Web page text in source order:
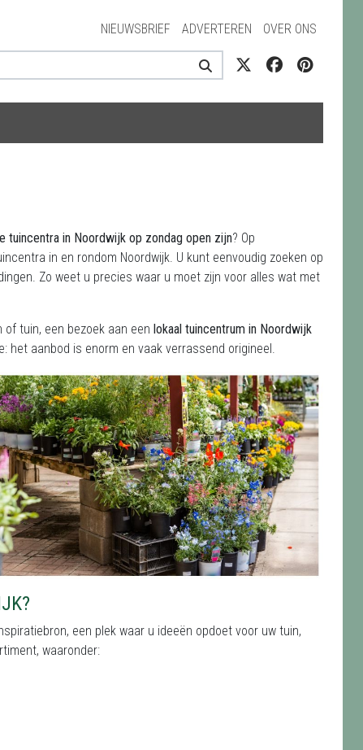
NIEUWSBRIEF ADVERTEREN OVER ONS
tuincentra in Noordwijk op zondag open zijn? Op
in en rondom Noordwijk. U kunt eenvoudig zoeken op
Zo weet u precies waar u moet zijn voor alles wat met
tuin, een bezoek aan een lokaal tuincentrum in Noordwijk
het aanbod is enorm en vaak verrassend origineel.
een plek waar u ideeën opdoet voor uw tuin,
waaronder: